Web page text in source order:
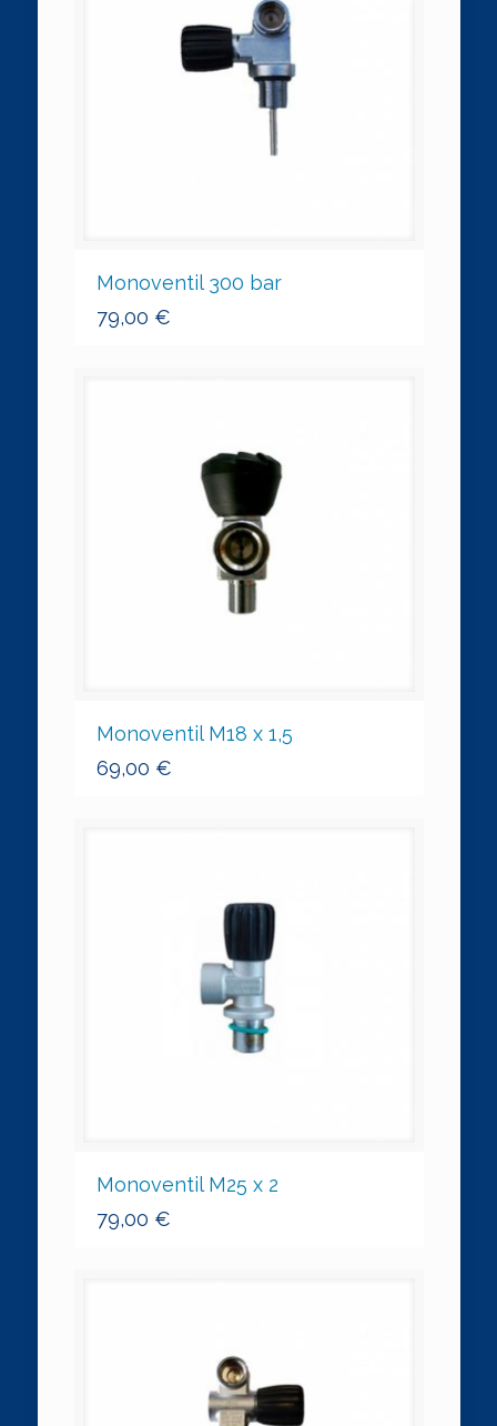
Monoventil 300 bar
79,00 €
Monoventil M18 x 1,5
69,00 €
Monoventil M25 x 2
79,00 €